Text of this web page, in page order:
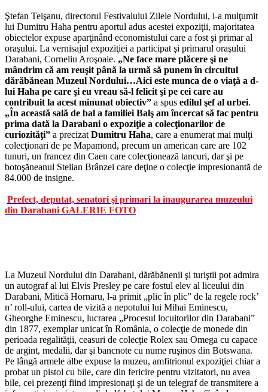
Ştefan Teişanu, directorul Festivalului Zilele Nordului, i-a mulţumit
lui Dumitru Haha pentru aportul adus acestei expoziţii, majoritatea
obiectelor expuse aparţinând economistului care a fost şi primar al
oraşului. La vernisajul expoziţiei a participat şi primarul oraşului
Darabani, Corneliu Aroşoaie. „Ne face mare plăcere şi ne
mândrim că am reuşit până la urmă să punem în circuitul
dărăbănean Muzeul Nordului…Aici este munca de o viaţă a d-
lui Haha pe care şi eu vreau să-l felicit şi pe cei care au
contribuit la acest minunat obiectiv” a spus edilul şef al urbei.
„În această sală de bal a familiei Balş am încercat să fac pentru
prima dată la Darabani o expoziţie a colecţionarilor de
curiozităţi” a precizat Dumitru Haha, care a enumerat mai mulţi
colecţionari de pe Mapamond, precum un american care are 102
tunuri, un francez din Caen care colecţionează tancuri, dar şi pe
botoşăneanul Stelian Brânzei care deţine o colecţie impresionantă de
84.000 de insigne.
Prefect, deputat, senatori şi primari la inaugurarea muzeului
din Darabani GALERIE FOTO
La Muzeul Nordului din Darabani, dărăbănenii şi turiştii pot admira
un autograf al lui Elvis Presley pe care fostul elev al liceului din
Darabani, Mitică Hornaru, l-a primit „plic în plic” de la regele rock’
n’ roll-ului, cartea de vizită a nepotului lui Mihai Eminescu,
Gheorghe Eminescu, lucrarea „Procesul locuitorilor din Darabani”
din 1877, exemplar unicat în România, o colecţie de monede din
perioada regalităţii, ceasuri de colecţie Rolex sau Omega cu capace
de argint, medalii, dar şi bancnote cu nume ruşinos din Botswana.
Pe lângă armele albe expuse la muzeu, amfitrionul expoziţiei chiar a
probat un pistol cu bile, care din fericire pentru vizitatori, nu avea
bile, cei prezenţi fiind impresionaţi şi de un telegraf de transmitere a